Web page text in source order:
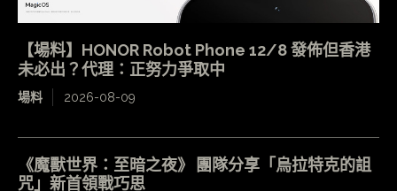
【場料】HONOR Robot Phone 12/8 發佈但香港
未必出？代理：正努力爭取中
場料 2026-08-09
《魔獸世界：至暗之夜》 團隊分享「烏拉特克的詛
咒」新首領戰巧思